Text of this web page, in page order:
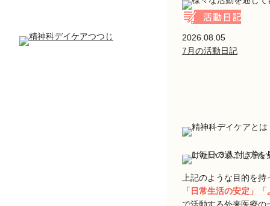
2026.08.05
7月の活動日記
上記のような目的を持
「日常生活の安定」